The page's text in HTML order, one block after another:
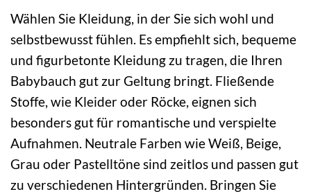
Wählen Sie Kleidung, in der Sie sich wohl und
selbstbewusst fühlen. Es empfiehlt sich, bequeme
und figurbetonte Kleidung zu tragen, die Ihren
Babybauch gut zur Geltung bringt. Fließende
Stoffe, wie Kleider oder Röcke, eignen sich
besonders gut für romantische und verspielte
Aufnahmen. Neutrale Farben wie Weiß, Beige,
Grau oder Pastelltöne sind zeitlos und passen gut
zu verschiedenen Hintergründen. Bringen Sie